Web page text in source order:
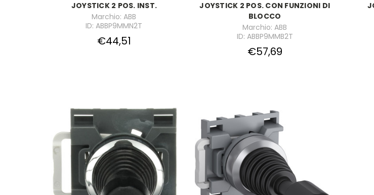
JOYSTICK 2 POS. INST.
Marchio: ABB
ID: ABBP9MMN2T
€44,51
JOYSTICK 2 POS. CON FUNZIONI DI
BLOCCO
Marchio: ABB
ID: ABBP9MMB2T
€57,69